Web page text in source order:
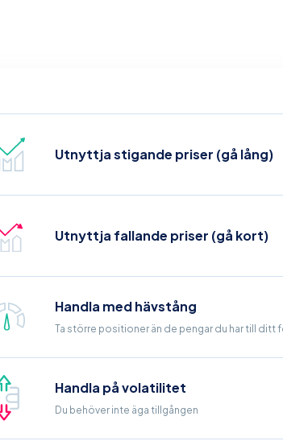
Utnyttja stigande priser (gå lång)
Utnyttja fallande priser (gå kort)
Handla med hävstång
Ta större positioner än de pengar du har till ditt
Handla på volatilitet
Du behöver inte äga tillgången